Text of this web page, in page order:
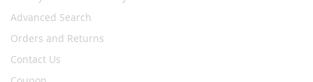
Advanced Search
Orders and Returns
Contact Us